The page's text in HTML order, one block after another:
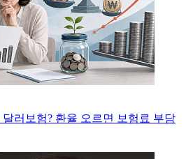
러보험? 환율 오르면 보험료 부담